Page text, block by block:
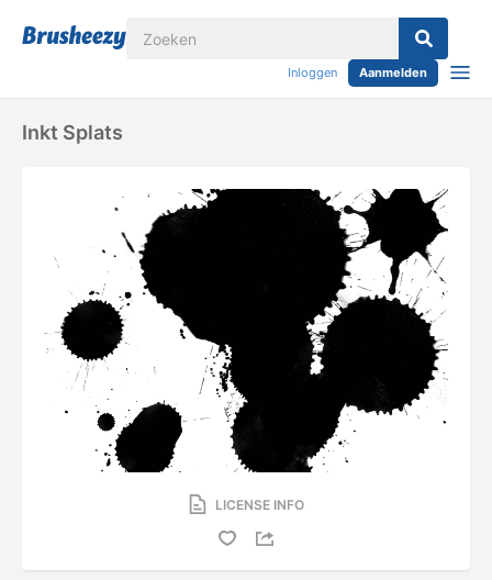
Inloggen Aanmelden
Inkt Splats
LICENSE INFO